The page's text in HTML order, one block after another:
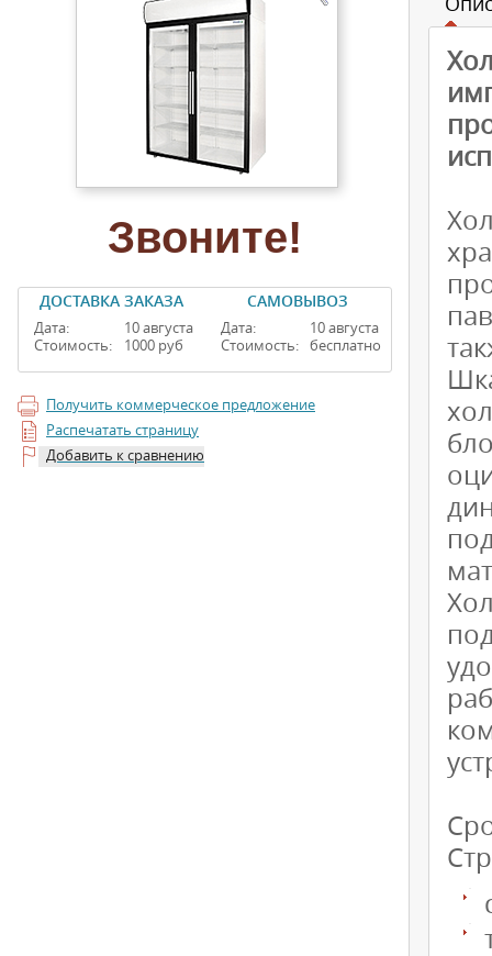
Звоните!
ДОСТАВКА ЗАКАЗА
Дата:
Стоимость:
10 августа
1000 руб
САМОВЫВОЗ
Дата:
Стоимость:
10 августа
бесплатно
Получить коммерческое предложение
Распечатать страницу
Добавить к сравнению